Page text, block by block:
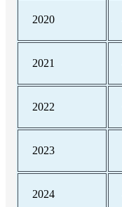
2020
2021
2022
2023
2024